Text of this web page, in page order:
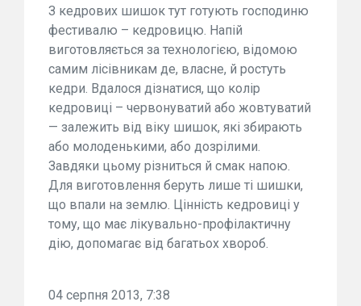
З кедрових шишок тут готують господиню
фестивалю – кедровицю. Напій
виготовляється за технологією, відомою
самим лісівникам де, власне, й ростуть
кедри. Вдалося дізнатися, що колір
кедровиці – червонуватий або жовтуватий
— залежить від віку шишок, які збирають
або молоденькими, або дозрілими.
Завдяки цьому різниться й смак напою.
Для виготовлення беруть лише ті шишки,
що впали на землю. Цінність кедровиці у
тому, що має лікувально-профілактичну
дію, допомагає від багатьох хвороб.
04 серпня 2013, 7:38